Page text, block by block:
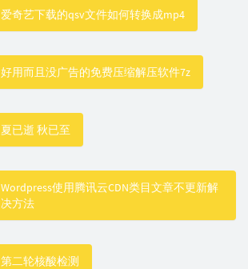
爱奇艺下载的qsv文件如何转换成mp4
好用而且没广告的免费压缩解压软件7z
夏已逝 秋已至
Wordpress使用腾讯云CDN类目文章不更新解
决方法
第二轮核酸检测